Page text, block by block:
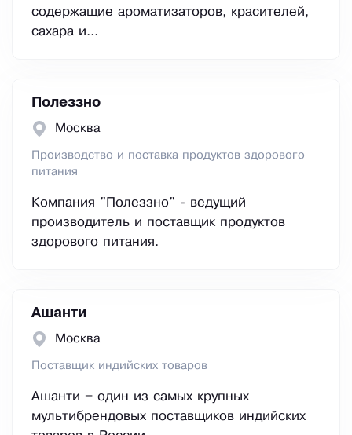
содержащие ароматизаторов, красителей,
сахара и...
Полеззно
Москва
Производство и поставка продуктов здорового
питания
Компания "Полеззно" - ведущий
производитель и поставщик продуктов
здорового питания.
Ашанти
Москва
Поставщик индийских товаров
Ашанти – один из самых крупных
мультибрендовых поставщиков индийских